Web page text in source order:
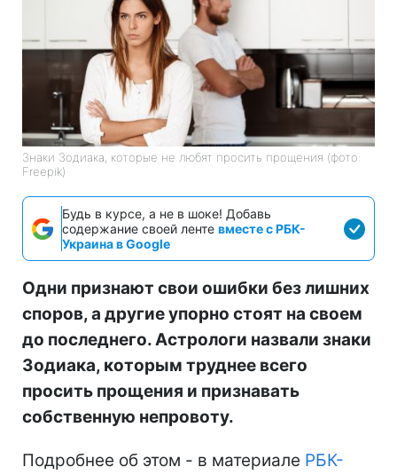
Знаки Зодиака, которые не любят просить прощения (фото:
Freepik)
Будь в курсе, а не в шоке! Добавь
содержание своей ленте вместе с РБК-
Украина в Google
Одни признают свои ошибки без лишних
споров, а другие упорно стоят на своем
до последнего. Астрологи назвали знаки
Зодиака, которым труднее всего
просить прощения и признавать
собственную непровоту.
Подробнее об этом - в материале РБК-